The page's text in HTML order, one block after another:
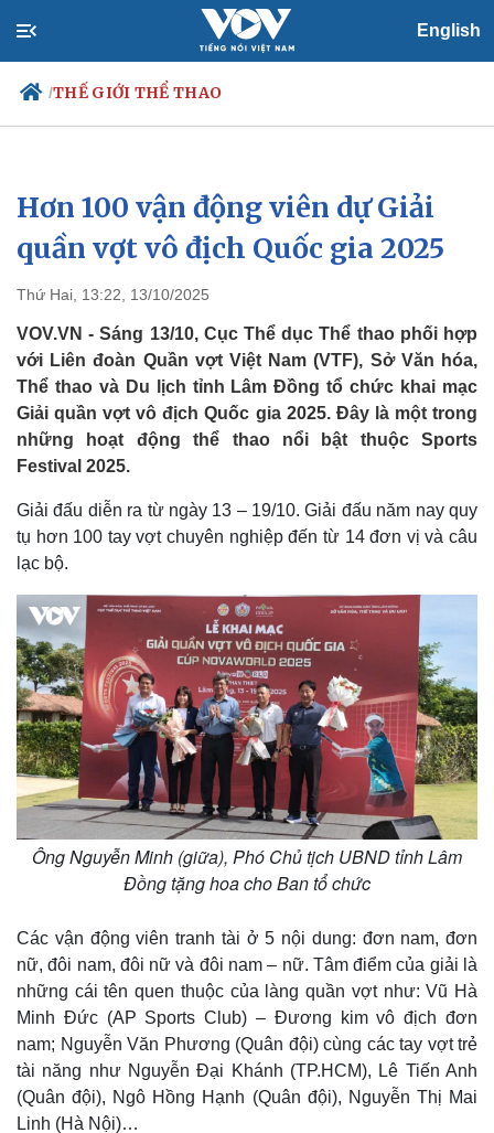
English
/THẾ GIỚI THỂ THAO
Chính trị
Đảng
Tổ chức nhân sự
Nhận diện sự thật
Xã hội
Tin 24h
Dự báo thời tiết
Việc làm
Biển đảo
Hơn 100 vận động viên dự Giải
quần vợt vô địch Quốc gia 2025
Thứ Hai, 13:22, 13/10/2025
VOV.VN - Sáng 13/10, Cục Thể dục Thể thao phối hợp
với Liên đoàn Quần vợt Việt Nam (VTF), Sở Văn hóa,
Thể thao và Du lịch tỉnh Lâm Đồng tổ chức khai mạc
Giải quần vợt vô địch Quốc gia 2025. Đây là một trong
những hoạt động thể thao nổi bật thuộc Sports
Festival 2025.
Giải đấu diễn ra từ ngày 13 – 19/10. Giải đấu năm nay quy
tụ hơn 100 tay vợt chuyên nghiệp đến từ 14 đơn vị và câu
lạc bộ.
Ông Nguyễn Minh (giữa), Phó Chủ tịch UBND tỉnh Lâm
Đồng tặng hoa cho Ban tổ chức
Các vận động viên tranh tài ở 5 nội dung: đơn nam, đơn
nữ, đôi nam, đôi nữ và đôi nam – nữ. Tâm điểm của giải là
những cái tên quen thuộc của làng quần vợt như: Vũ Hà
Minh Đức (AP Sports Club) – Đương kim vô địch đơn
nam; Nguyễn Văn Phương (Quân đội) cùng các tay vợt trẻ
tài năng như Nguyễn Đại Khánh (TP.HCM), Lê Tiến Anh
(Quân đội), Ngô Hồng Hạnh (Quân đội), Nguyễn Thị Mai
Linh (Hà Nội)…